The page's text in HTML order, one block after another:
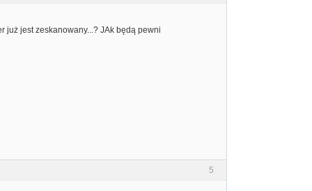
już jest zeskanowany...? JAk będą pewni
5